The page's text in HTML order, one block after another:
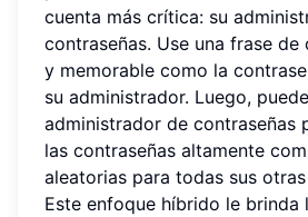
cuenta más crítica: su
contraseñas. Use una frase de
y memorable como la
su administrador. Luego,
administrador de contraseñas
las contraseñas altamente
aleatorias para todas sus
Este enfoque híbrido le brinda